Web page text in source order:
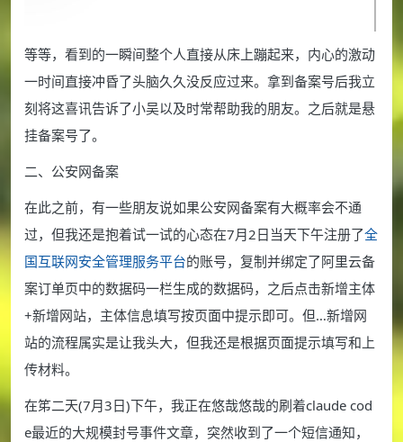
等等，看到的一瞬间整个人直接从床上蹦起来，内心的激动
一时间直接冲昏了头脑久久没反应过来。拿到备案号后我立
刻将这喜讯告诉了小吴以及时常帮助我的朋友。之后就是悬
挂备案号了。
二、公安网备案
在此之前，有一些朋友说如果公安网备案有大概率会不通
过，但我还是抱着试一试的心态在7月2日当天下午注册了全
国互联网安全管理服务平台的账号，复制并绑定了阿里云备
案订单页中的数据码一栏生成的数据码，之后点击新增主体
+新增网站，主体信息填写按页面中提示即可。但…新增网
站的流程属实是让我头大，但我还是根据页面提示填写和上
传材料。
在笫二天(7月3日)下午，我正在悠哉悠哉的刷着claude cod
e最近的大规模封号事件文章，突然收到了一个短信通知，